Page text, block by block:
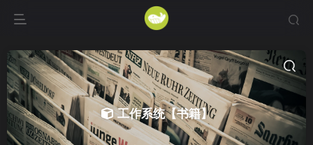
工作系统【书籍】